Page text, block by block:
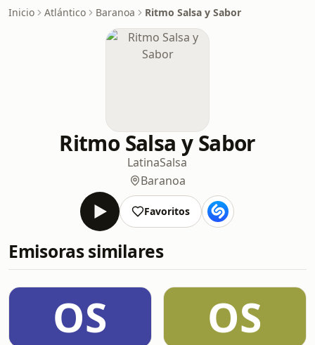
Inicio Atlántico Baranoa Ritmo Salsa y Sabor
Ritmo Salsa y Sabor
LatinaSalsa
Baranoa
Favoritos
Emisoras similares
OS OS